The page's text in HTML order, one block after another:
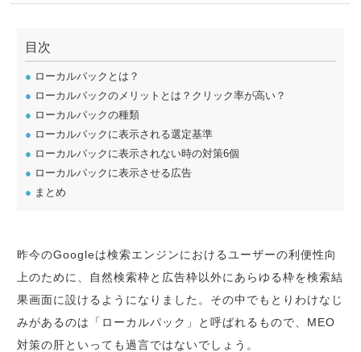
目次
● ローカルパックとは？
● ローカルパックのメリットとは？クリック率が高い？
● ローカルパックの種類
● ローカルパックに表示される選定基準
● ローカルパックに表示されない時の対策6個
● ローカルパックに表示させる広告
● まとめ
昨今のGoogleは検索エンジンにおけるユーザーの利便性向
上のために、自然検索枠と広告枠以外にあらゆる枠を検索結
果画面に設けるようになりました。その中でもとりわけなじ
みがあるのは「ローカルパック」と呼ばれるもので、MEO
対策の肝といっても過言ではないでしょう。